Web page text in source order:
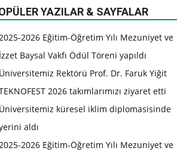
YAZILAR & SAYFALAR
2026 Eğitim-Öğretim Yılı Mezuniyet ve
İzzet Baysal Vakfı Ödül Töreni yapıldı
Üniversitemiz Rektörü Prof. Dr. Faruk Yiğit
2026 takımlarımızı ziyaret etti
Üniversitemiz küresel iklim diplomasisinde
aldı
2026 Eğitim-Öğretim Yılı Mezuniyet ve